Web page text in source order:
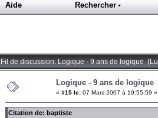
Aide Rechercher
Fil de discussion: Logique - 9 ans de logique
Logique - 9 ans de logique
« #15 le: 07 Mars 2007 à 19:55:59 »
Citation de: baptiste